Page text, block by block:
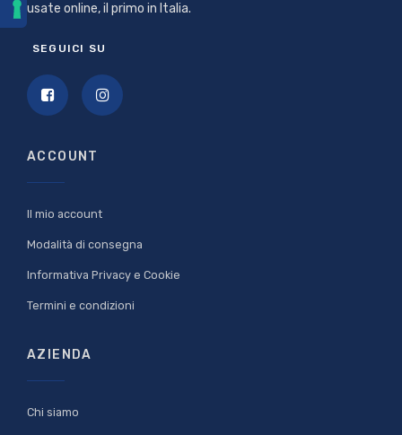
usate online, il primo in Italia.
SEGUICI SU
ACCOUNT
Il mio account
Modalità di consegna
Informativa Privacy e Cookie
Termini e condizioni
AZIENDA
Chi siamo